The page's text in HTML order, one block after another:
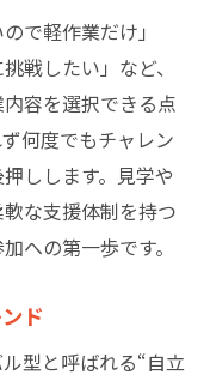
で軽作業だけ」
戦したい」など、
容を選択できる点
何度でもチャレン
しします。見学や
な支援体制を持つ
への第一歩です。
ド
型と呼ばれる“自立